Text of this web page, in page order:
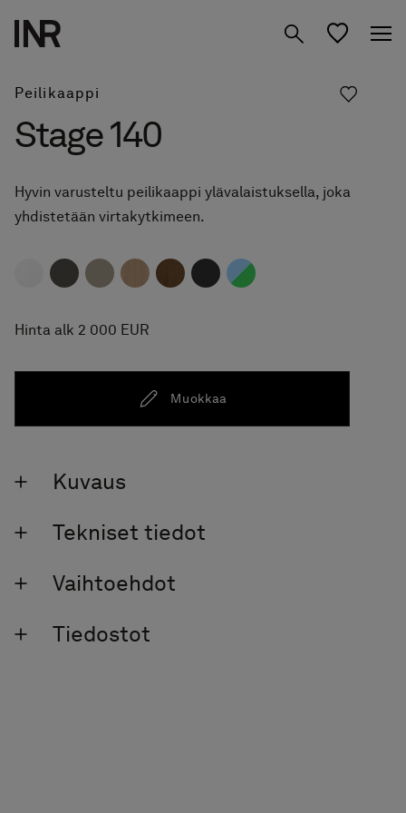
Tuotteet
Suihkuseinät
Kylpyhuone­kalusteet
Säilytys
Peilit
Hanat & tarvikkeet
Pyyhekuivaimet
Graniittikeramiikka
Inspiraatio
Suunnittele
kylpyhuoneesi
01 Löydä Moodisi
02 Suunnittele Studiossa
03 Siirry jälleenmyyjälle
Tietoa meistä
Studio
Peilikaappi
Stage 140
Hyvin varusteltu peilikaappi ylävalaistuksella, joka
yhdistetään virtakytkimeen.
Hinta alk 2 000 EUR
Muokkaa
Kuvaus
Tekniset tiedot
Vaihtoehdot
Tiedostot